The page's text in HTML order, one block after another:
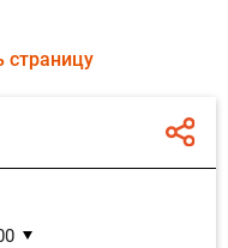
страницу